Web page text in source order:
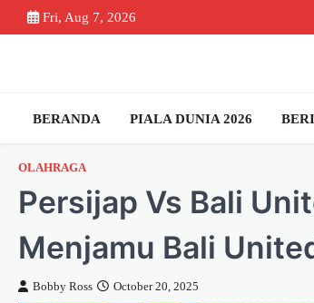
to
Fri, Aug 7, 2026
BERANDA PIALA DUNIA 2026
OLAHRAGA
Persijap Vs Bali
Menjamu Bali
Bobby Ross October 20, 2025